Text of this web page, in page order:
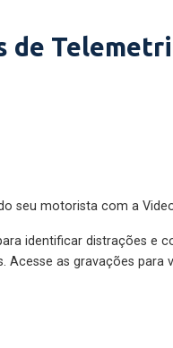
de
seu motorista com a
identificar distrações e
as gravações para